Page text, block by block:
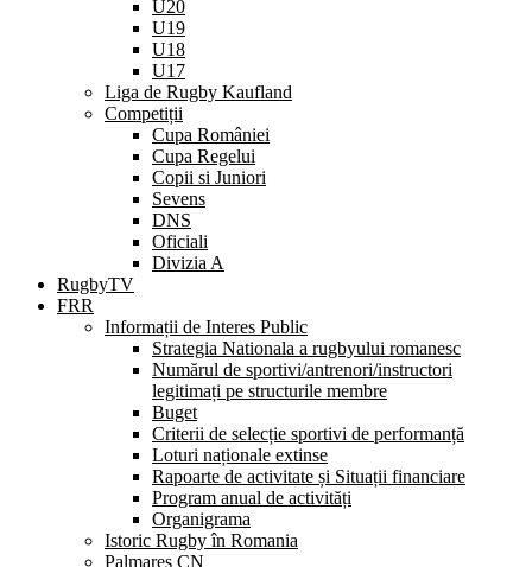
U20
U19
U18
U17
Liga de Rugby Kaufland
Competiții
Cupa României
Cupa Regelui
Copii si Juniori
Sevens
DNS
Oficiali
Divizia A
RugbyTV
FRR
Informații de Interes Public
Strategia Nationala a rugbyului romanesc
Numărul de sportivi/antrenori/instructori
legitimați pe structurile membre
Buget
Criterii de selecție sportivi de performanță
Loturi naționale extinse
Rapoarte de activitate și Situații financiare
Program anual de activități
Organigrama
Istoric Rugby în Romania
Palmares CN